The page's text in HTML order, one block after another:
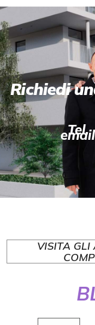
Richiedi
Tel.
VISITA GLI